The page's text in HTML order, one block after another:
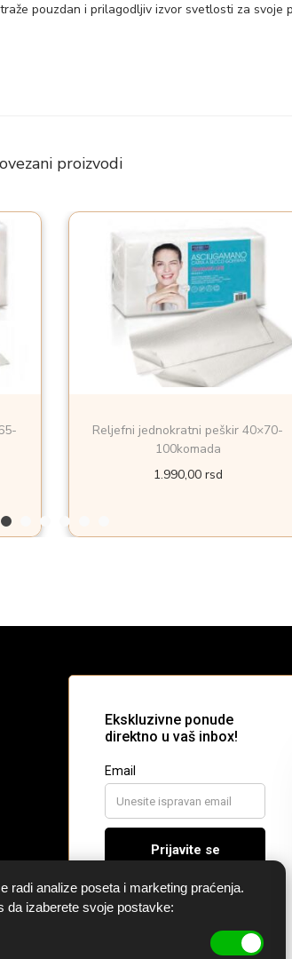
pouzdan i prilagodljiv izvor svetlosti za svoje
proizvodi
Reljefni jednokratni peškir 40×70-
100komada
1.990,00 rsd
radi analize poseta i marketing praćenja.
da izaberete svoje postavke: